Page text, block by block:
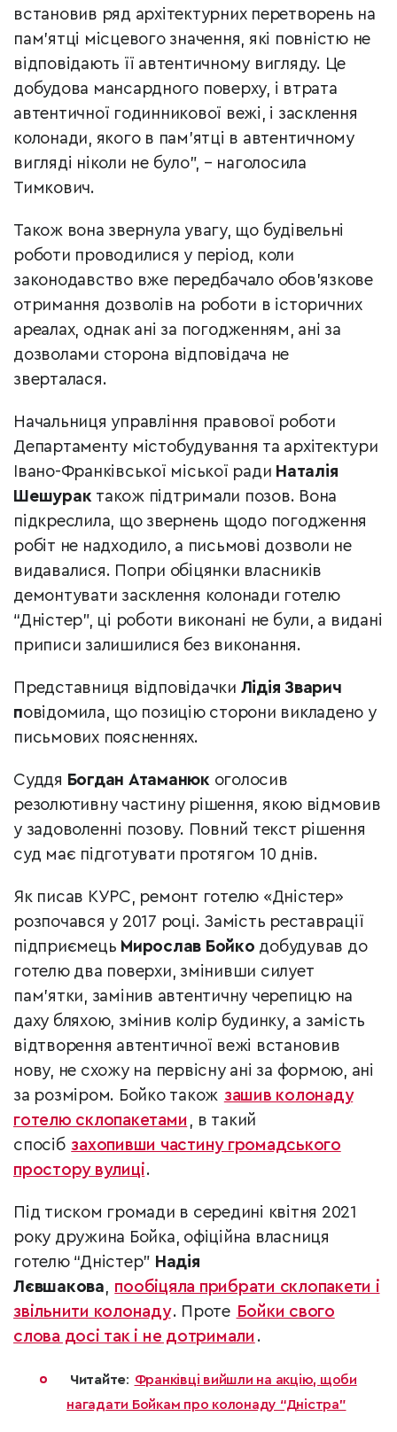
встановив ряд архітектурних перетворень на
пам’ятці місцевого значення, які повністю не
відповідають її автентичному вигляду. Це
добудова мансардного поверху, і втрата
автентичної годинникової вежі, і засклення
колонади, якого в пам’ятці в автентичному
вигляді ніколи не було”, – наголосила
Тимкович.
Також вона звернула увагу, що будівельні
роботи проводилися у період, коли
законодавство вже передбачало обов’язкове
отримання дозволів на роботи в історичних
ареалах, однак ані за погодженням, ані за
дозволами сторона відповідача не
зверталася.
Начальниця управління правової роботи
Департаменту містобудування та архітектури
Івано-Франківської міської ради Наталія
Шешурактакож підтримали позов. Вона
підкреслила, що звернень щодо погодження
робіт не надходило, а письмові дозволи не
видавалися. Попри обіцянки власників
демонтувати засклення колонади готелю
“Дністер”, ці роботи виконані не були, а видані
приписи залишилися без виконання.
Представниця відповідачки Лідія Зварич
повідомила, що позицію сторони викладено у
письмових поясненнях.
Суддя Богдан Атаманюк оголосив
резолютивну частину рішення, якою відмовив
у задоволенні позову. Повний текст рішення
суд має підготувати протягом 10 днів.
Як писав КУРС, ремонт готелю «Дністер»
розпочався у 2017 році. Замість реставрації
підприємець Мирослав Бойко добудував до
готелю два поверхи, змінивши силует
пам’ятки, замінив автентичну черепицю на
даху бляхою, змінив колір будинку, а замість
відтворення автентичної вежі встановив
нову, не схожу на первісну ані за формою, ані
за розміром. Бойко також зашив колонаду
готелю склопакетами , в такий
спосіб захопивши частину громадського
простору вулиці.
Під тиском громади в середині квітня 2021
року дружина Бойка, офіційна власниця
готелю “Дністер” Надія
Лєвшакова, пообіцяла прибрати склопакети і
звільнити колонаду. Проте Бойки свого
слова досі так і не дотримали .
Читайте: Франківці вийшли на акцію, щоби
нагадати Бойкам про колонаду “Дністра”